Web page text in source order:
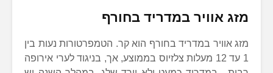
מזג אוויר במדריד בחורף
מזג אוויר במדריד בחורף הוא קר. הטמפרטורות נעות בין
1 עד 12 מעלות צלזיוס בממוצע, אך, בניגוד לערי אירופה